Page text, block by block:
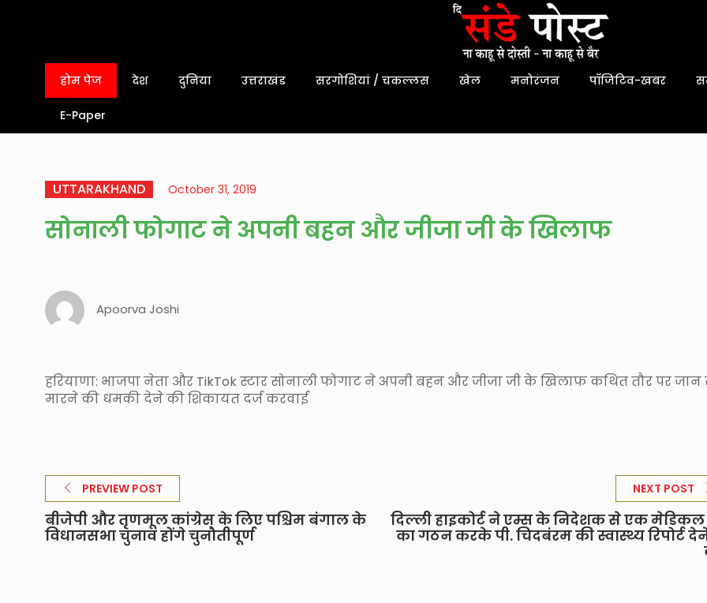
होम पेज देश दुनिया उत्तराखंड सरगोशियां / चकल्लस खेल मनोरंजन पॉजिटिव-खबर
E-Paper
UTTARAKHAND October 31, 2019
सोनाली फोगाट ने अपनी बहन और जीजा जी के खिलाफ
Apoorva Joshi
हरियाणा: भाजपा नेता और TikTok स्टार सोनाली फोगाट ने अपनी बहन और जीजा जी के खिलाफ कथित तौर पर जान
मारने की धमकी देने की शिकायत दर्ज करवाई
PREVIEW POST
बीजेपी और तृणमूल कांग्रेस के लिए पश्चिम बंगाल के
विधानसभा चुनाव होंगे चुनौतीपूर्ण
NEXT POST
दिल्ली हाइकोर्ट ने एम्स के निदेशक से एक मेडिकल
का गठन करके पी. चिदबंरम की स्वास्थ्य रिपोर्ट